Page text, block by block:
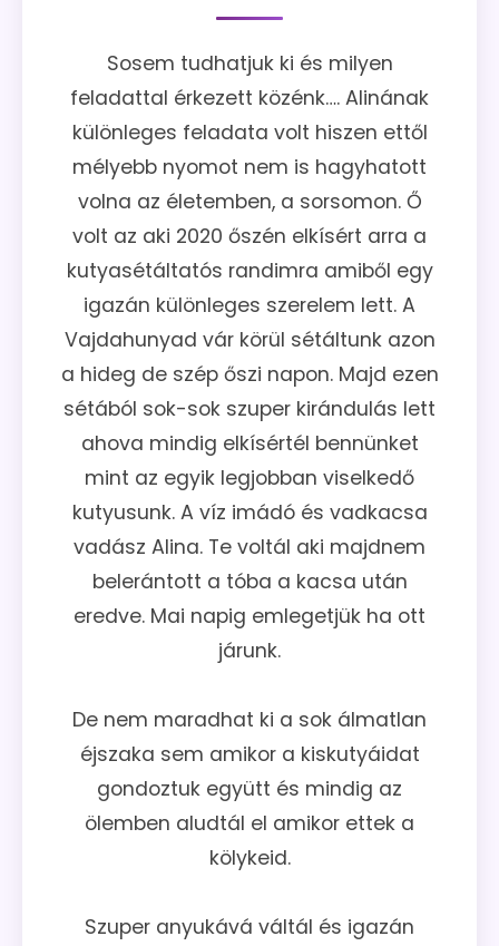
Sosem tudhatjuk ki és milyen
feladattal érkezett közénk…. Alinának
különleges feladata volt hiszen ettől
mélyebb nyomot nem is hagyhatott
volna az életemben, a sorsomon. Ő
volt az aki 2020 őszén elkísért arra a
kutyasétáltatós randimra amiből egy
igazán különleges szerelem lett. A
Vajdahunyad vár körül sétáltunk azon
a hideg de szép őszi napon. Majd ezen
sétából sok-sok szuper kirándulás lett
ahova mindig elkísértél bennünket
mint az egyik legjobban viselkedő
kutyusunk. A víz imádó és vadkacsa
vadász Alina. Te voltál aki majdnem
belerántott a tóba a kacsa után
eredve. Mai napig emlegetjük ha ott
járunk.
De nem maradhat ki a sok álmatlan
éjszaka sem amikor a kiskutyáidat
gondoztuk együtt és mindig az
ölemben aludtál el amikor ettek a
kölykeid.
Szuper anyukává váltál és igazán